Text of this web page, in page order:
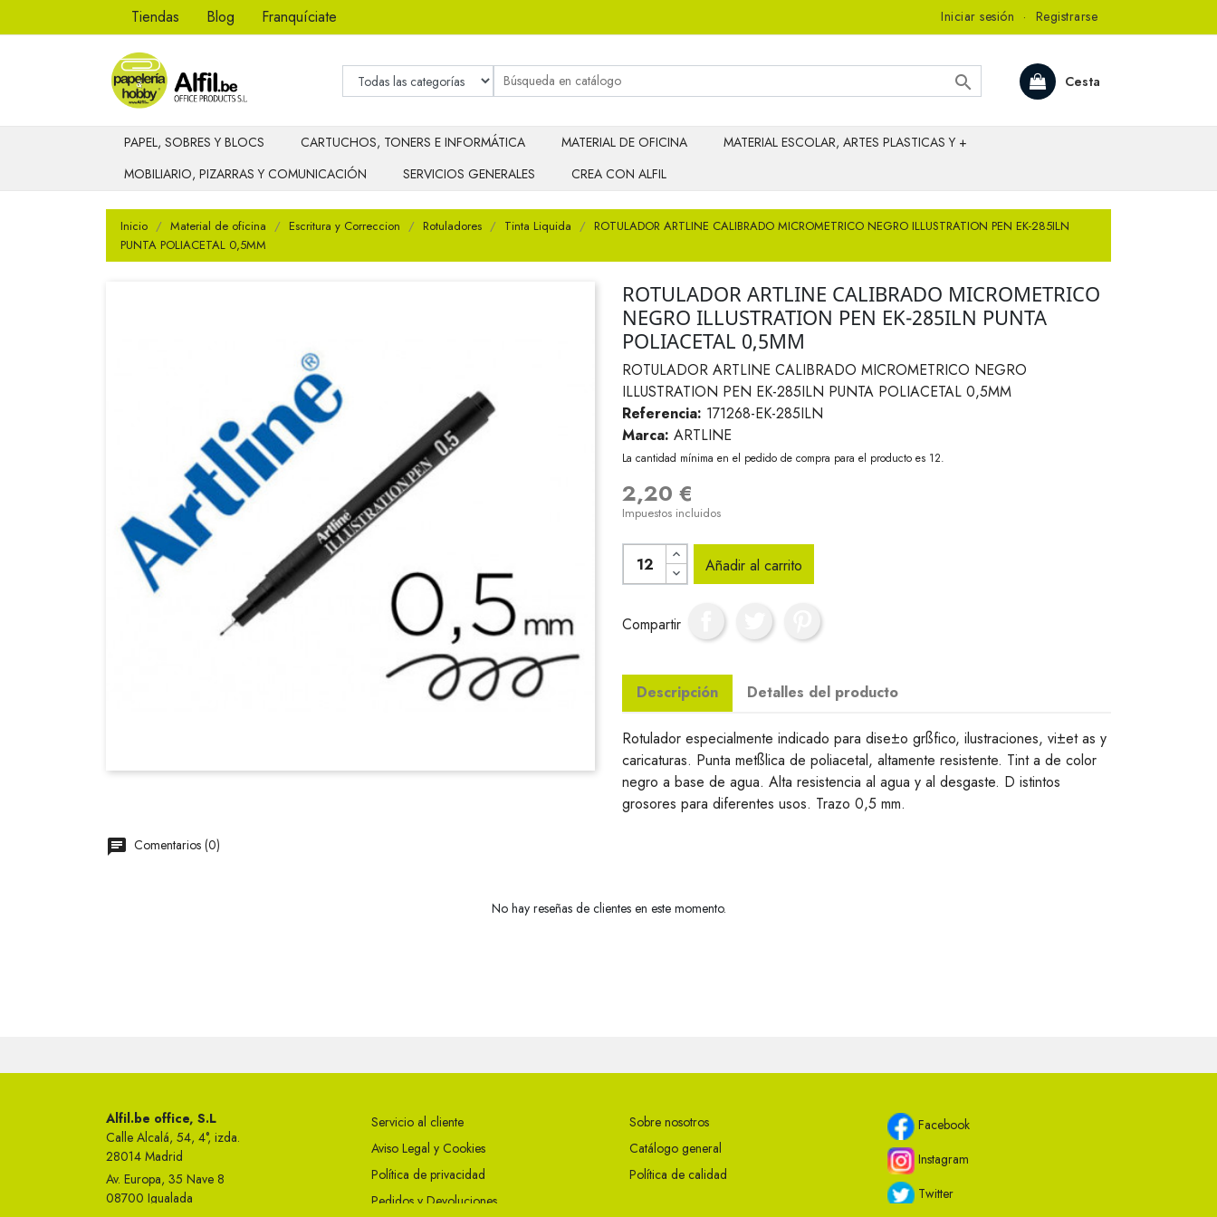
Tiendas Blog Franquíciate Iniciar sesión · Registrarse
Cesta

PAPEL, SOBRES Y BLOCS CARTUCHOS, TONERS E INFORMÁTICA MATERIAL DE OFICINA
MATERIAL ESCOLAR, ARTES PLASTICAS Y +
MOBILIARIO, PIZARRAS Y COMUNICACIÓN
SERVICIOS GENERALES CREA CON ALFIL
Inicio Material de oficina Escritura y Correccion Rotuladores Tinta Liquida
ROTULADOR ARTLINE CALIBRADO MICROMETRICO NEGRO ILLUSTRATION PEN EK-285ILN
PUNTA POLIACETAL 0,5MM
ROTULADOR ARTLINE CALIBRADO MICROMETRICO
NEGRO ILLUSTRATION PEN EK-285ILN PUNTA
POLIACETAL 0,5MM
ROTULADOR ARTLINE CALIBRADO MICROMETRICO NEGRO
ILLUSTRATION PEN EK-285ILN PUNTA POLIACETAL 0,5MM
Referencia: 171268-EK-285ILN
Marca: ARTLINE
La cantidad mínima en el pedido de compra para el producto es 12.
2,20 €
Impuestos incluidos
Añadir al carrito
Compartir
Descripción Detalles del producto
Rotulador especialmente indicado para dise±o grßfico, ilustraciones, vi±et as y
caricaturas. Punta metßlica de poliacetal, altamente resistente. Tint a de color
negro a base de agua. Alta resistencia al agua y al desgaste. D istintos
grosores para diferentes usos. Trazo 0,5 mm.
Comentarios (0)
No hay reseñas de clientes en este momento.
Alfil.be office, S.L
Calle Alcalá, 54, 4°, izda.
28014 Madrid
Av. Europa, 35 Nave 8
08700 Igualada
Servicio al cliente
Aviso Legal y Cookies
Política de privacidad
Pedidos y Devoluciones
Sobre nosotros
Catálogo general
Política de calidad
Facebook
Instagram
Twitter